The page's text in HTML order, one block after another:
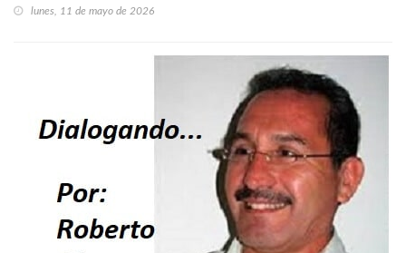
lunes, 11 de mayo de 2026